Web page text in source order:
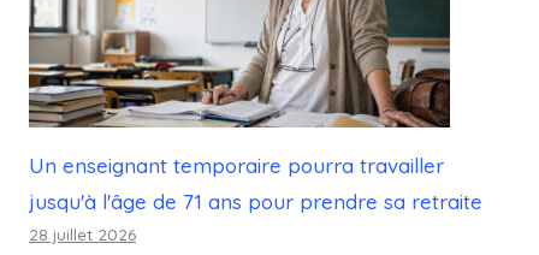
Un enseignant temporaire pourra travailler
jusqu'à l'âge de 71 ans pour prendre sa retraite
28 juillet 2026